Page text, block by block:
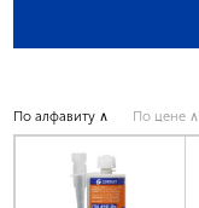
По алфавиту ∧ По цене ∧